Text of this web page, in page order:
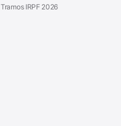
Tramos IRPF 2026